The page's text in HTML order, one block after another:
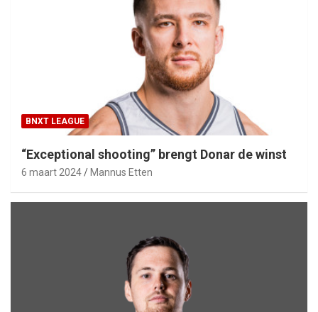
BNXT LEAGUE
“Exceptional shooting” brengt Donar de winst
6 maart 2024 Mannus Etten